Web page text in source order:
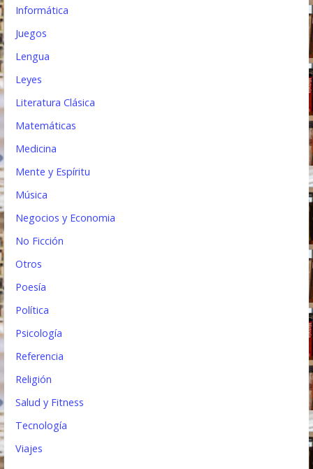
Informática
Juegos
Lengua
Leyes
Literatura Clásica
Matemáticas
Medicina
Mente y Espíritu
Música
Negocios y Economia
No Ficción
Otros
Poesía
Política
Psicología
Referencia
Religión
Salud y Fitness
Tecnología
Viajes